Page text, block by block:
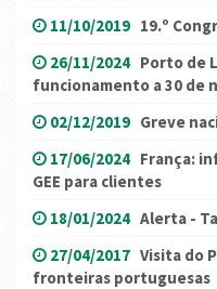
11/10/2019 19.º
26/11/2024 Porto de
funcionamento a 30 de
02/12/2019 Greve
17/06/2024 França:
GEE para clientes
18/01/2024 Alerta -
27/04/2017 Visita do
fronteiras portuguesas